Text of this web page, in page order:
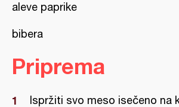
aleve paprike
bibera
Priprema
Ispržiti svo meso isečeno na